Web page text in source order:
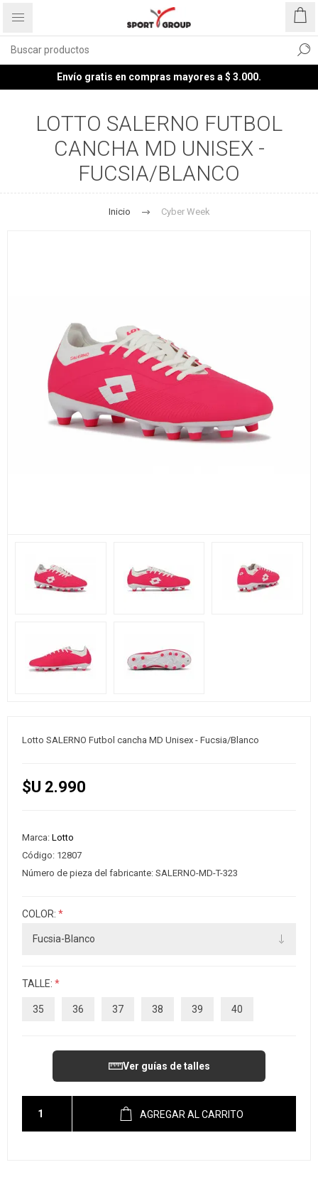
Envío gratis en compras mayores a $ 3.000.
LOTTO SALERNO FUTBOL
CANCHA MD UNISEX -
FUCSIA/BLANCO
Inicio Cyber Week
Lotto SALERNO Futbol cancha MD Unisex - Fucsia/Blanco
$U 2.990
Marca: Lotto
Código: 12807
Número de pieza del fabricante: SALERNO-MD-T-323
COLOR: *
TALLE: *
35 36 37 38 39 40
Ver guías de talles
AGREGAR AL CARRITO